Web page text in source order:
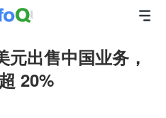
出售中国业务，
20%